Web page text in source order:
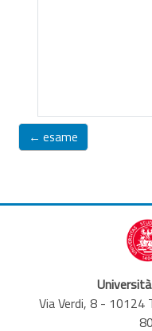
← esame
Via Verdi, 8 - 10124